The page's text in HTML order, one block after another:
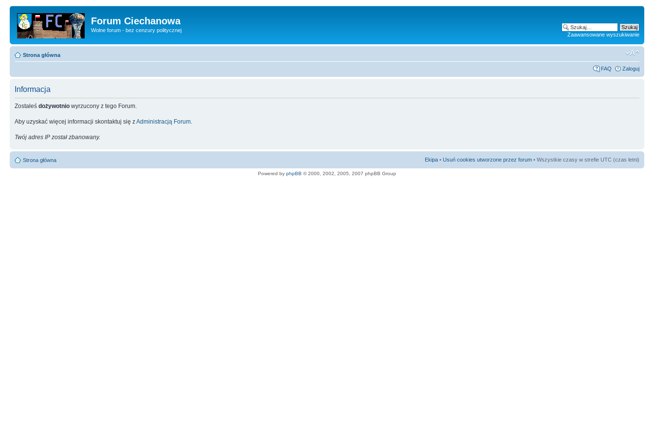
Forum Ciechanowa
Wolne forum - bez cenzury politycznej
Zaawansowane wyszukiwanie
Strona główna
FAQ Zaloguj
Informacja
Zostałeś dożywotnio wyrzucony z tego Forum.
Aby uzyskać więcej informacji skontaktuj się zAdministracją Forum
Twój adres IP został zbanowany.
Strona główna Ekipa • Usuń cookies utworzone przez forum • Wszystkie czasy w strefie UTC (czas letni)
Powered by phpBB © 2000, 2002, 2005, 2007 phpBB Group